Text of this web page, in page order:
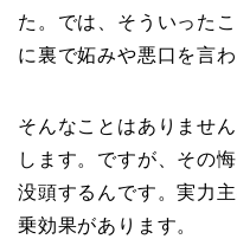
た。では、そういった
に裏で妬みや悪口を言
そんなことはありませ
します。ですが、その
没頭するんです。実力
乗効果があります。